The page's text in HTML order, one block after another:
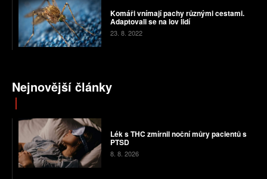
Komáři vnímají pachy různými cestami.
Adaptovali se na lov lidí
23. 8. 2022
Nejnovější články
Lék s THC zmírnil noční můry pacientů s
PTSD
8. 8. 2026